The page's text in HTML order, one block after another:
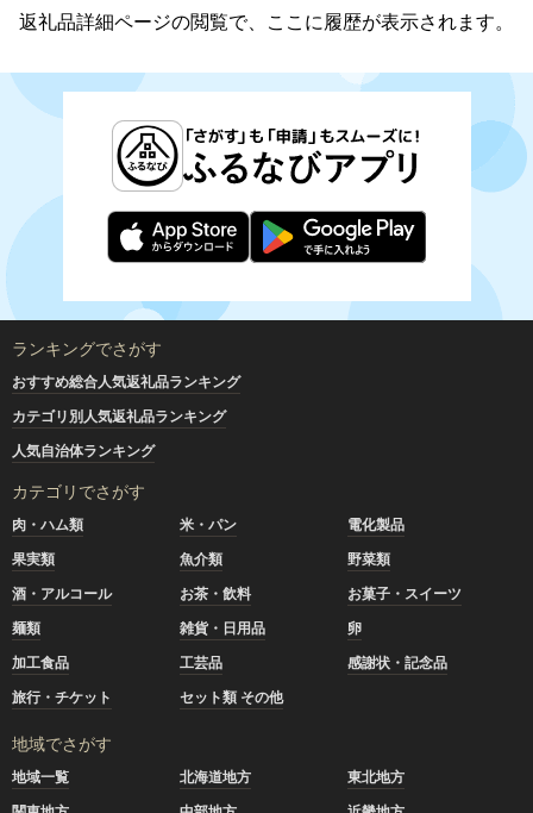
返礼品詳細ページの閲覧で、ここに履歴が表示されます。
ランキングでさがす
おすすめ総合人気返礼品ランキング
カテゴリ別人気返礼品ランキング
人気自治体ランキング
カテゴリでさがす
肉・ハム類 米・パン
電化製品
果実類
魚介類
野菜類
酒・アルコール
お茶・飲料
お菓子・スイーツ
麺類
雑貨・日用品
卵
加工食品
工芸品
感謝状・記念品
旅行・チケット
セット類 その他
地域でさがす
地域一覧 北海道地方
東北地方